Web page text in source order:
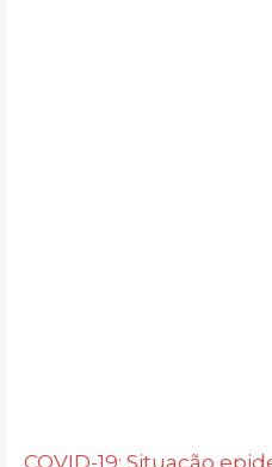
COVID-19: Situação